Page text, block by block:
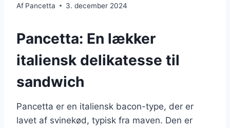
Af Pancetta 3. december 2024
Pancetta: En lækker
italiensk delikatesse til
sandwich
Pancetta er en italiensk bacon-type, der er
lavet af svinekød, typisk fra maven. Den er